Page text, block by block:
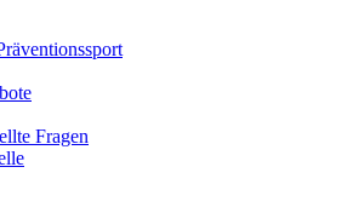
Fragen